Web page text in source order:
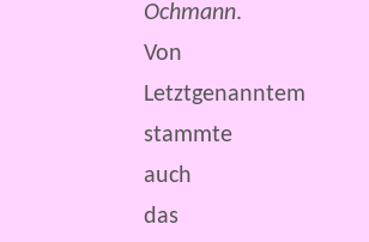
Ochmann.
Von
Letztgenanntem
stammte
auch
das